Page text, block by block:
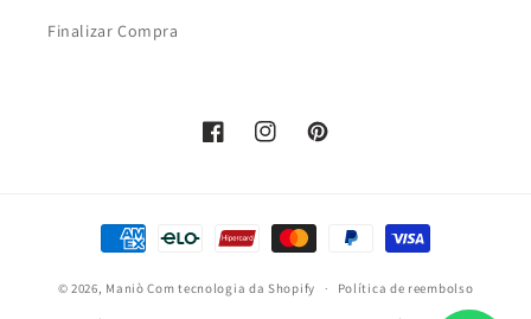
Finalizar Compra
FacebookInstagramPinterest
Formas
de
pagamento
© 2026, Maniò Com tecnologia da Shopify Política de reembolso